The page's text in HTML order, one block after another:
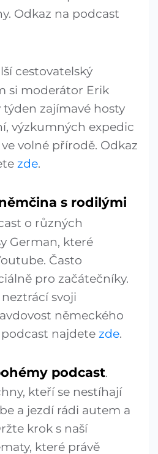
Odkaz na podcast
cestovatelský
si moderátor Erik
týden zajímavé hosty
výzkumných expedic
volné přírodě. Odkaz
zde.
s rodilými
o různých
German, které
Často
pro začátečníky.
svoji
německého
podcast najdete zde.
podcast.
kteří se nestíhají
a jezdí rádi autem a
krok s naší
které právě